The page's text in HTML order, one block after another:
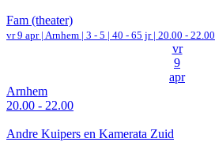
Fam (theater)
vr 9 apr | Arnhem | 3 - 5 | 40 - 65 jr | 20.00 - 22.00
vr
9
apr
Arnhem
20.00 - 22.00
Andre Kuipers en Kamerata Zuid